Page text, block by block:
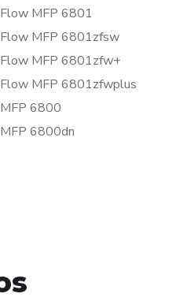
MFP 6801
MFP 6801zfsw
MFP 6801zfw+
MFP 6801zfwplus
6800
6800dn